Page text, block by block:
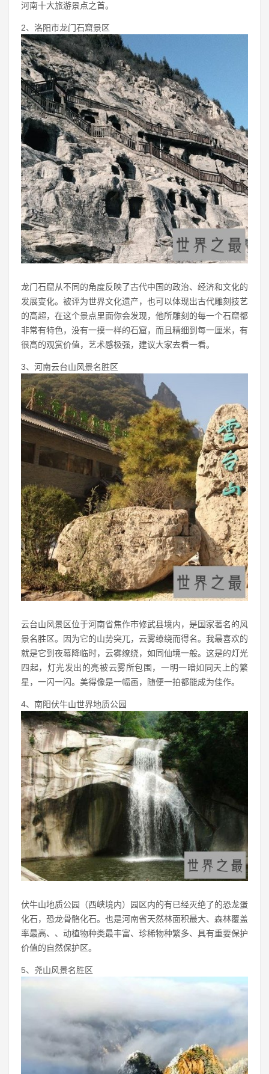
河南十大旅游景点之首。
2、洛阳市龙门石窟景区
龙门石窟从不同的角度反映了古代中国的政治、经济和文化的
发展变化。被评为世界文化遗产，也可以体现出古代雕刻技艺
的高超，在这个景点里面你会发现，他所雕刻的每一个石窟都
非常有特色，没有一摸一样的石窟，而且精细到每一厘米，有
很高的观赏价值，艺术感极强，建议大家去看一看。
3、河南云台山风景名胜区
云台山风景区位于河南省焦作市修武县境内，是国家著名的风
景名胜区。因为它的山势突兀，云雾缭绕而得名。我最喜欢的
就是它到夜幕降临时，云雾缭绕，如同仙境一般。这是的灯光
四起，灯光发出的亮被云雾所包围，一明一暗如同天上的繁
星，一闪一闪。美得像是一幅画，随便一拍都能成为佳作。
4、南阳伏牛山世界地质公园
伏牛山地质公园（西峡境内）园区内的有已经灭绝了的恐龙蛋
化石，恐龙骨骼化石。也是河南省天然林面积最大、森林覆盖
率最高、、动植物种类最丰富、珍稀物种繁多、具有重要保护
价值的自然保护区。
5、尧山风景名胜区